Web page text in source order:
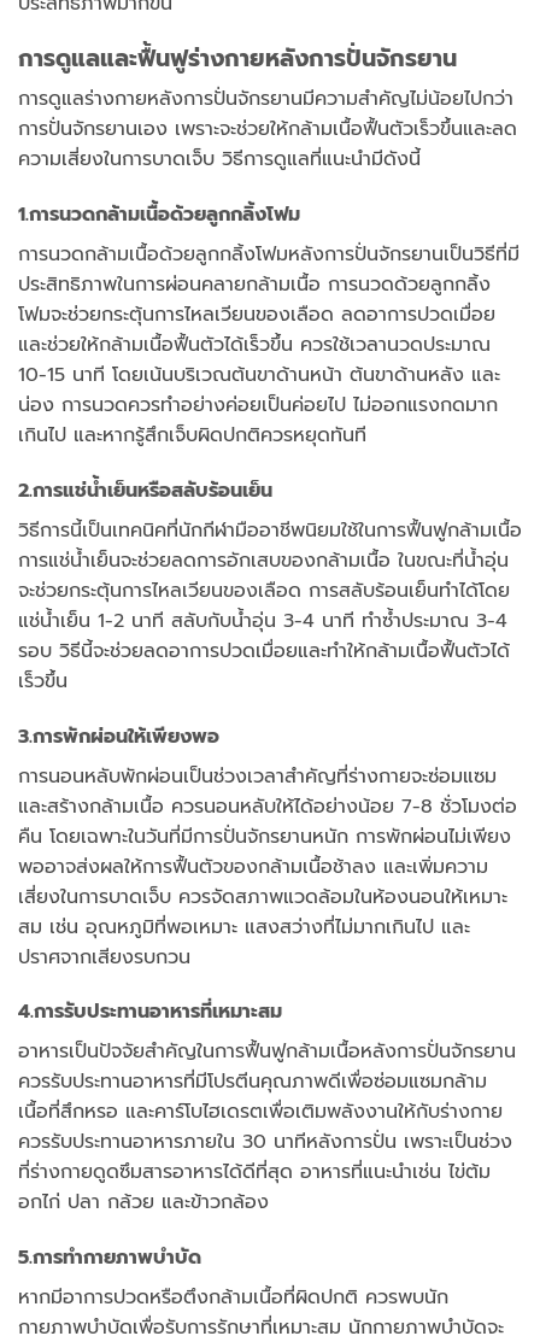
การดูแลและฟื้นฟูร่างกายหลังการปั่นจักรยาน
การดูแลร่างกายหลังการปั่นจักรยานมีความสำคัญไม่น้อยไปกว่า
การปั่นจักรยานเอง เพราะจะช่วยให้กล้ามเนื้อฟื้นตัวเร็วขึ้นและลด
ความเสี่ยงในการบาดเจ็บ วิธีการดูแลที่แนะนำมีดังนี้
1.การนวดกล้ามเนื้อด้วยลูกกลิ้งโฟม
การนวดกล้ามเนื้อด้วยลูกกลิ้งโฟมหลังการปั่นจักรยานเป็นวิธีที่มี
ประสิทธิภาพในการผ่อนคลายกล้ามเนื้อ การนวดด้วยลูกกลิ้ง
โฟมจะช่วยกระตุ้นการไหลเวียนของเลือด ลดอาการปวดเมื่อย
และช่วยให้กล้ามเนื้อฟื้นตัวได้เร็วขึ้น ควรใช้เวลานวดประมาณ
10-15 นาที โดยเน้นบริเวณต้นขาด้านหน้า ต้นขาด้านหลัง และ
น่อง การนวดควรทำอย่างค่อยเป็นค่อยไป ไม่ออกแรงกดมาก
เกินไป และหากรู้สึกเจ็บผิดปกติควรหยุดทันที
2.การแช่น้ำเย็นหรือสลับร้อนเย็น
วิธีการนี้เป็นเทคนิคที่นักกีฬามืออาชีพนิยมใช้ในการฟื้นฟูกล้ามเนื้อ
การแช่น้ำเย็นจะช่วยลดการอักเสบของกล้ามเนื้อ ในขณะที่น้ำอุ่น
จะช่วยกระตุ้นการไหลเวียนของเลือด การสลับร้อนเย็นทำได้โดย
แช่น้ำเย็น 1-2 นาที สลับกับน้ำอุ่น 3-4 นาที ทำซ้ำประมาณ 3-4
รอบ วิธีนี้จะช่วยลดอาการปวดเมื่อยและทำให้กล้ามเนื้อฟื้นตัวได้
เร็วขึ้น
3.การพักผ่อนให้เพียงพอ
การนอนหลับพักผ่อนเป็นช่วงเวลาสำคัญที่ร่างกายจะซ่อมแซม
และสร้างกล้ามเนื้อ ควรนอนหลับให้ได้อย่างน้อย 7-8 ชั่วโมงต่อ
คืน โดยเฉพาะในวันที่มีการปั่นจักรยานหนัก การพักผ่อนไม่เพียง
พออาจส่งผลให้การฟื้นตัวของกล้ามเนื้อช้าลง และเพิ่มความ
เสี่ยงในการบาดเจ็บ ควรจัดสภาพแวดล้อมในห้องนอนให้เหมาะ
สม เช่น อุณหภูมิที่พอเหมาะ แสงสว่างที่ไม่มากเกินไป และ
ปราศจากเสียงรบกวน
4.การรับประทานอาหารที่เหมาะสม
อาหารเป็นปัจจัยสำคัญในการฟื้นฟูกล้ามเนื้อหลังการปั่นจักรยาน
ควรรับประทานอาหารที่มีโปรตีนคุณภาพดีเพื่อซ่อมแซมกล้าม
เนื้อที่สึกหรอ และคาร์โบไฮเดรตเพื่อเติมพลังงานให้กับร่างกาย
ควรรับประทานอาหารภายใน 30 นาทีหลังการปั่น เพราะเป็นช่วง
ที่ร่างกายดูดซึมสารอาหารได้ดีที่สุด อาหารที่แนะนำเช่น ไข่ต้ม
อกไก่ ปลา กล้วย และข้าวกล้อง
5.การทำกายภาพบำบัด
หากมีอาการปวดหรือตึงกล้ามเนื้อที่ผิดปกติ ควรพบนัก
กายภาพบำบัดเพื่อรับการรักษาที่เหมาะสม นักกายภาพบำบัดจะ